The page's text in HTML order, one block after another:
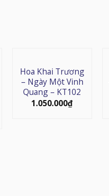
Hoa Khai Trương
– Ngày Một Vinh
Quang – KT102
1.050.000₫